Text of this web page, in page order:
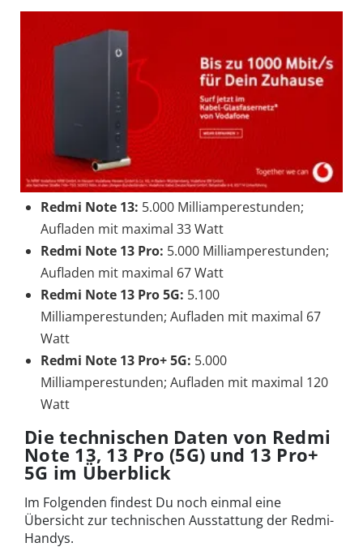
Redmi Note 13: 5.000 Milliamperestunden;
Aufladen mit maximal 33 Watt
Redmi Note 13 Pro: 5.000 Milliamperestunden;
Aufladen mit maximal 67 Watt
Redmi Note 13 Pro 5G: 5.100
Milliamperestunden; Aufladen mit maximal 67
Watt
Redmi Note 13 Pro+ 5G: 5.000
Milliamperestunden; Aufladen mit maximal 120
Watt
Die technischen Daten von Redmi
Note 13, 13 Pro (5G) und 13 Pro+
5G im Überblick
Im Folgenden findest Du noch einmal eine
Übersicht zur technischen Ausstattung der Redmi-
Handys.